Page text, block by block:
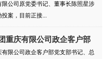
公司原党委书记、董事长陈照星涉
案，目前正接...
重庆有限公司政企客户部
限公司政企客户部党支部书记、总